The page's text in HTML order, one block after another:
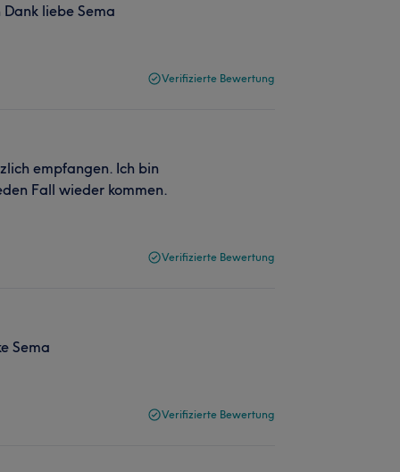
liebe Sema
Verifizierte Bewertung
empfangen. Ich bin
Fall wieder kommen.
Verifizierte Bewertung
Sema
Verifizierte Bewertung